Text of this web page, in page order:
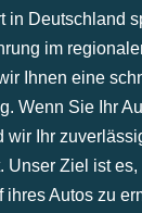
in Deutschland
im
Ihnen eine
Wenn Sie Ihr
wir Ihr
Unser Ziel ist
Autos zu